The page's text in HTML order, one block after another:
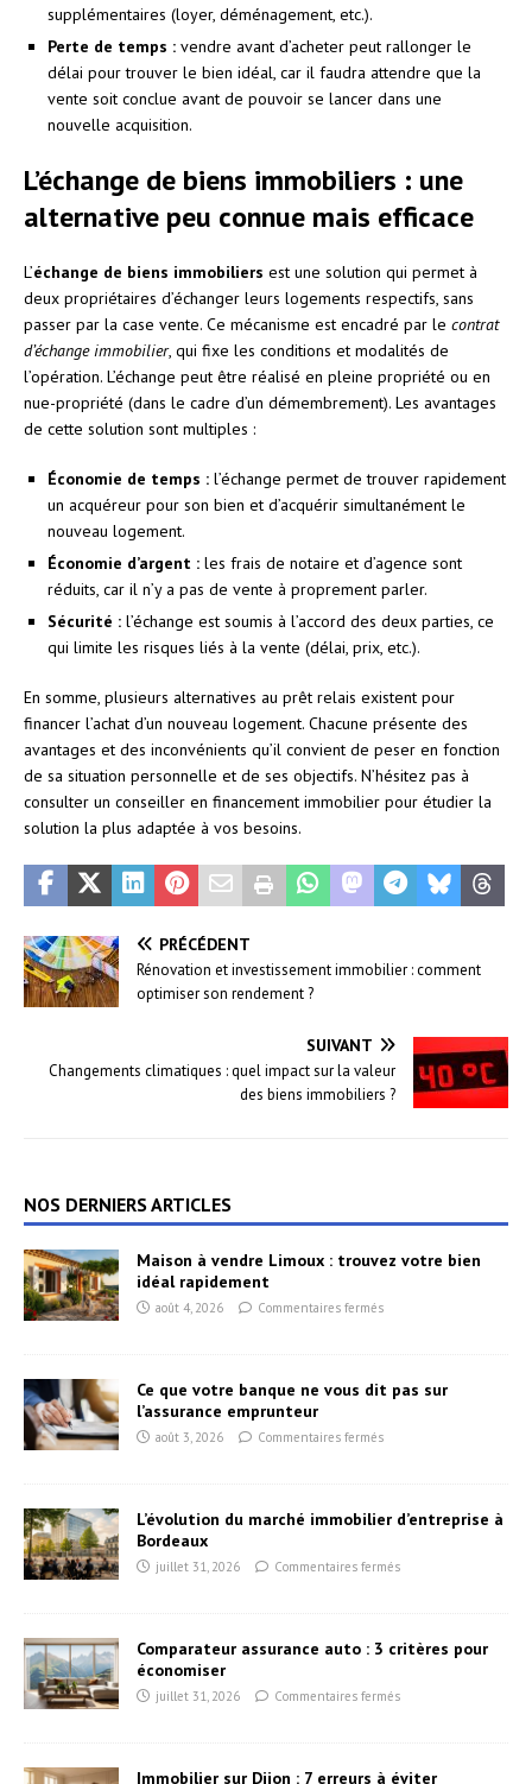
supplémentaires (loyer, déménagement, etc.).
Perte de temps : vendre avant d’acheter peut rallonger le
délai pour trouver le bien idéal, car il faudra attendre que la
vente soit conclue avant de pouvoir se lancer dans une
nouvelle acquisition.
L’échange de biens immobiliers : une
alternative peu connue mais efficace
L’échange de biens immobiliers est une solution qui permet à
deux propriétaires d’échanger leurs logements respectifs, sans
passer par la case vente. Ce mécanisme est encadré par le contrat
d’échange immobilier, qui fixe les conditions et modalités de
l’opération. L’échange peut être réalisé en pleine propriété ou en
nue-propriété (dans le cadre d’un démembrement). Les avantages
de cette solution sont multiples :
Économie de temps : l’échange permet de trouver rapidement
un acquéreur pour son bien et d’acquérir simultanément le
nouveau logement.
Économie d’argent : les frais de notaire et d’agence sont
réduits, car il n’y a pas de vente à proprement parler.
Sécurité : l’échange est soumis à l’accord des deux parties, ce
qui limite les risques liés à la vente (délai, prix, etc.).
En somme, plusieurs alternatives au prêt relais existent pour
financer l’achat d’un nouveau logement. Chacune présente des
avantages et des inconvénients qu’il convient de peser en fonction
de sa situation personnelle et de ses objectifs. N’hésitez pas à
consulter un conseiller en financement immobilier pour étudier la
solution la plus adaptée à vos besoins.
PRÉCÉDENT
Rénovation et investissement immobilier : comment
optimiser son rendement ?
SUIVANT
Changements climatiques : quel impact sur la valeur
des biens immobiliers ?
NOS DERNIERS ARTICLES
Maison à vendre Limoux : trouvez votre bien
idéal rapidement
août 4, 2026 Commentaires fermés
Ce que votre banque ne vous dit pas sur
l’assurance emprunteur
août 3, 2026 Commentaires fermés
L’évolution du marché immobilier d’entreprise à
Bordeaux
juillet 31, 2026 Commentaires fermés
Comparateur assurance auto : 3 critères pour
économiser
juillet 31, 2026 Commentaires fermés
Immobilier sur Dijon : 7 erreurs à éviter